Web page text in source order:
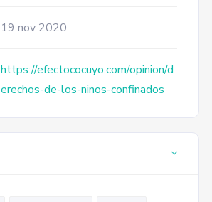
19 nov 2020
https://efectococuyo.com/opinion/d
erechos-de-los-ninos-confinados